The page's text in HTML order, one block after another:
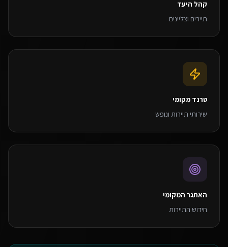
קהל היעד
תיירים וצליינים
טרנד מקומי
שירותי תיירות ונופש
האתגר המקומי
חידוש התיירות